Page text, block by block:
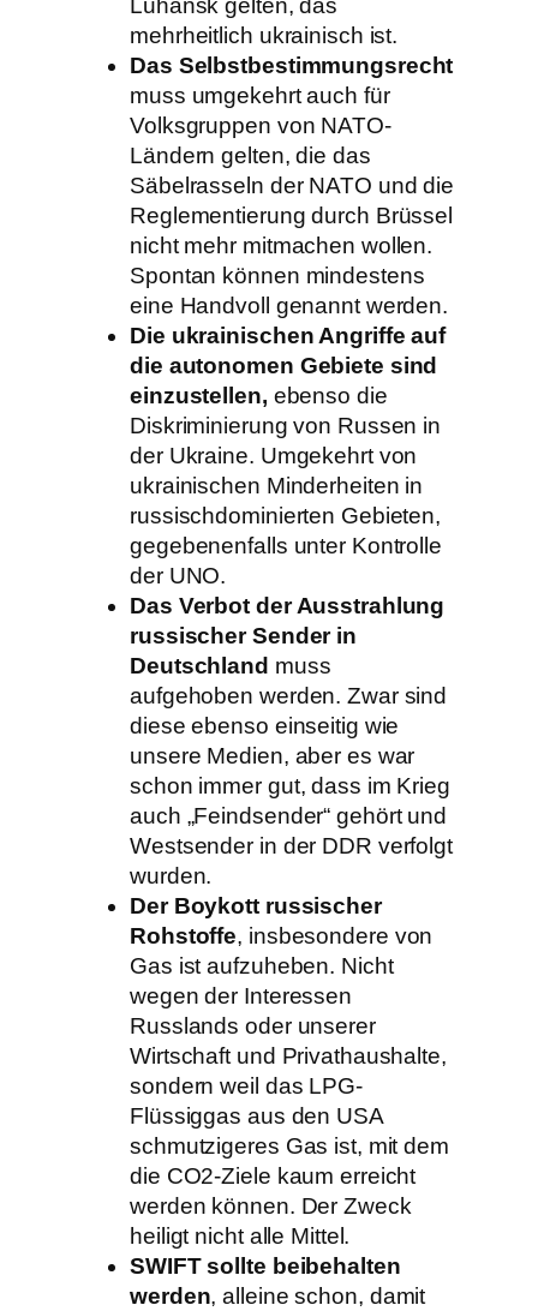
Luhansk gelten, das
mehrheitlich ukrainisch ist.
Das Selbstbestimmungsrecht
muss umgekehrt auch für
Volksgruppen von NATO-
Ländern gelten, die das
Säbelrasseln der NATO und die
Reglementierung durch Brüssel
nicht mehr mitmachen wollen.
Spontan können mindestens
eine Handvoll genannt werden.
Die ukrainischen Angriffe auf
die autonomen Gebiete sind
einzustellen, ebenso die
Diskriminierung von Russen in
der Ukraine. Umgekehrt von
ukrainischen Minderheiten in
russischdominierten Gebieten,
gegebenenfalls unter Kontrolle
der UNO.
Das Verbot der Ausstrahlung
russischer Sender in
Deutschland muss
aufgehoben werden. Zwar sind
diese ebenso einseitig wie
unsere Medien, aber es war
schon immer gut, dass im Krieg
auch „Feindsender“ gehört und
Westsender in der DDR verfolgt
wurden.
Der Boykott russischer
Rohstoffe, insbesondere von
Gas ist aufzuheben. Nicht
wegen der Interessen
Russlands oder unserer
Wirtschaft und Privathaushalte,
sondern weil das LPG-
Flüssiggas aus den USA
schmutzigeres Gas ist, mit dem
die CO2-Ziele kaum erreicht
werden können. Der Zweck
heiligt nicht alle Mittel.
SWIFT sollte beibehalten
werden, alleine schon, damit